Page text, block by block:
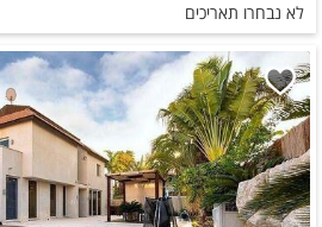
לא נבחרו תאריכים